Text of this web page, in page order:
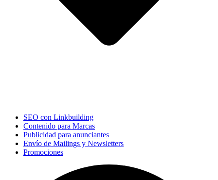
SEO con Linkbuilding
Contenido para Marcas
Publicidad para anunciantes
Envío de Mailings y Newsletters
Promociones